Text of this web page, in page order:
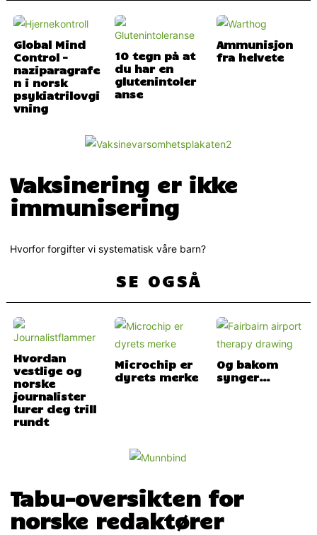
Global Mind
Control –
naziparagrafe
n i norsk
psykiatrilovgi
vning
10 tegn på at
du har en
glutenintoler
anse
Ammunisjon
fra helvete
Vaksinering er ikke
immunisering
Hvorfor forgifter vi systematisk våre barn?
SE OGSÅ
Hvordan
vestlige og
norske
journalister
lurer deg trill
rundt
Microchip er
dyrets merke
Og bakom
synger…
Tabu-oversikten for
norske redaktører